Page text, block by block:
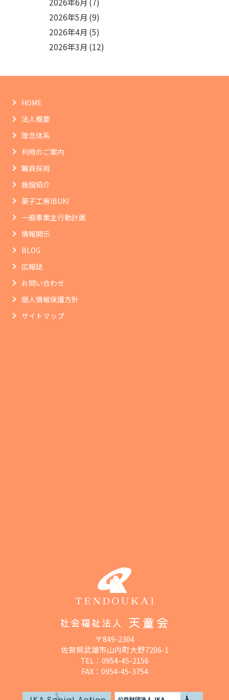
2026年5月 (9)
2026年4月 (5)
2026年3月 (12)
HOME
法人概要
理念体系
利用のご案内
職員採用
施設紹介
菓子工房IBUKI
一般事業主行動計画
情報開示
BLOG
広報誌
お問い合わせ
個人情報保護方針
サイトマップ
〒849-2304
佐賀県武雄市山内町大野7206-1
TEL： 0954-45-2156
FAX：0954-45-3754